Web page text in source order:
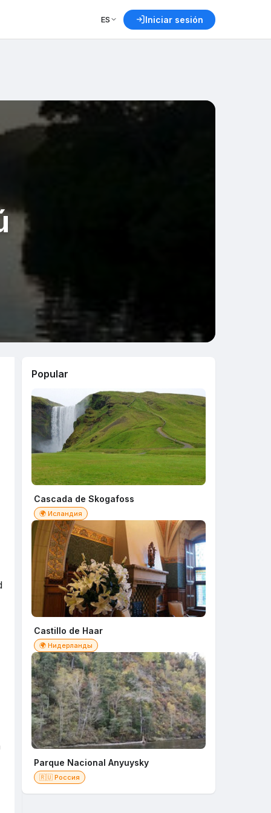
ES Iniciar sesión
Popular
Cascada de Skogafoss
🌍 Исландия
Castillo de Haar
🌍 Нидерланды
Parque Nacional Anyuysky
🇷🇺 Россия